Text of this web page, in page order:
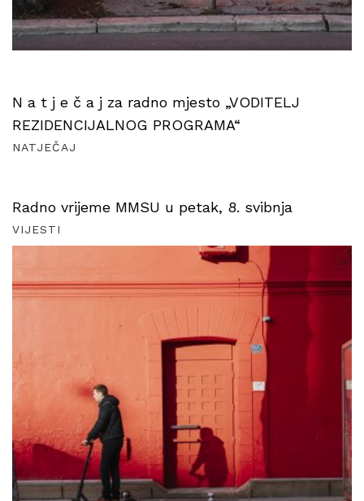
N a t j e č a j za radno mjesto „VODITELJ
REZIDENCIJALNOG PROGRAMA“
NATJEČAJ
Radno vrijeme MMSU u petak, 8. svibnja
VIJESTI